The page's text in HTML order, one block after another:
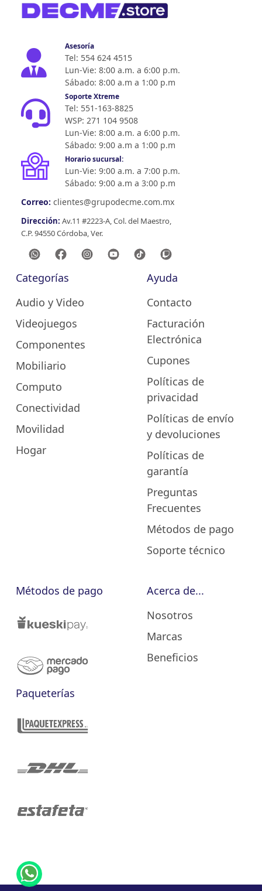
Asesoría
Tel: 554 624 4515
Lun-Vie: 8:00 a.m. a 6:00 p.m.
Sábado: 8:00 a.m a 1:00 p.m
Soporte Xtreme
Tel: 551-163-8825
WSP: 271 104 9508
Lun-Vie: 8:00 a.m. a 6:00 p.m.
Sábado: 9:00 a.m a 1:00 p.m
Horario sucursal:
Lun-Vie: 9:00 a.m. a 7:00 p.m.
Sábado: 9:00 a.m a 3:00 p.m
Correo: clientes@grupodecme.com.mx
Dirección: Av.11 #2223-A, Col. del Maestro,
C.P. 94550 Córdoba, Ver.
Categorías
Audio y Video
Videojuegos
Componentes
Mobiliario
Computo
Conectividad
Movilidad
Hogar
Ayuda
Contacto
Facturación
Electrónica
Cupones
Políticas de
privacidad
Políticas de envío
y devoluciones
Políticas de
garantía
Preguntas
Frecuentes
Métodos de pago
Soporte técnico
Métodos de pago
Paqueterías
Acerca de...
Nosotros
Marcas
Beneficios